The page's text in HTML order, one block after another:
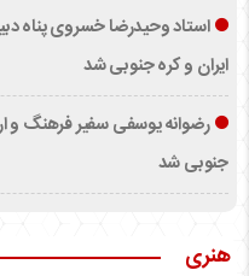
استاد وحیدرضا خسروی پناه
ایران و کره جنوبی شد
رضوانه یوسفی سفیر فرهنگ و
جنوبی شد
هنری